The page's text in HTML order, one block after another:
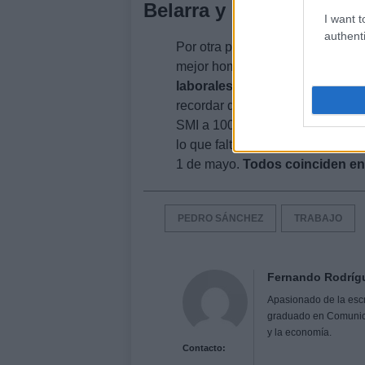
I want
Belarra y su mensaje
Por otra parte, la ministra de
mejor homenaje para celebrar
laborales . «Hoy en el día del
recordar que más allá de
SMI a 1000 euros, ratificar el
lo que falta por hacer.
1 de mayo. Todos coinciden
PEDRO SÁNCHEZ TRABAJO
Contacto:
Fernando
Apasionado de la
graduado en
y la economía.